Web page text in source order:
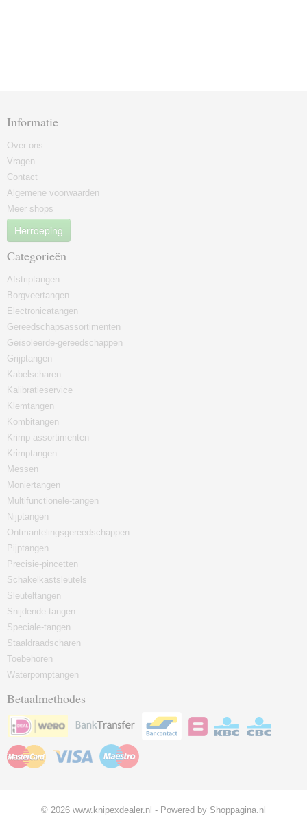
Informatie
Over ons
Vragen
Contact
Algemene voorwaarden
Meer shops
Herroeping
Categorieën
Afstriptangen
Borgveertangen
Electronicatangen
Gereedschapsassortimenten
Geïsoleerde-gereedschappen
Grijptangen
Kabelscharen
Kalibratieservice
Klemtangen
Kombitangen
Krimp-assortimenten
Krimptangen
Messen
Moniertangen
Multifunctionele-tangen
Nijptangen
Ontmantelingsgereedschappen
Pijptangen
Precisie-pincetten
Schakelkastsleutels
Sleuteltangen
Snijdende-tangen
Speciale-tangen
Staaldraadscharen
Toebehoren
Waterpomptangen
Betaalmethodes
© 2026 www.knipexdealer.nl - Powered by Shoppagina.nl